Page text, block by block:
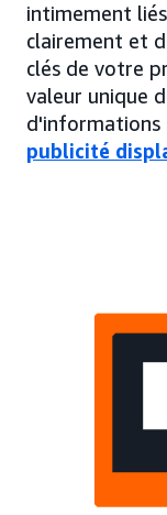
intimement
clairement et
clés de votre
valeur unique
d'informations
publicité